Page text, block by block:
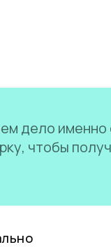
дело именно
чтобы